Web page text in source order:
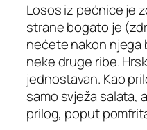
Losos iz pećnice je
strane bogato je
nećete nakon njega
neke druge ribe.
jednostavan. Kao
samo svježa salata,
prilog, poput